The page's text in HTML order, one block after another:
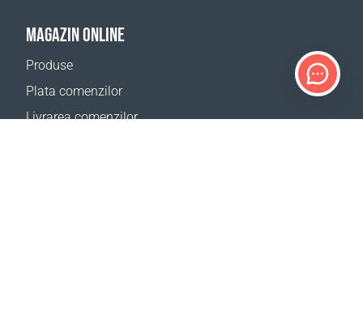
MAGAZIN ONLINE
Produse
Plata comenzilor
Livrarea comenzilor